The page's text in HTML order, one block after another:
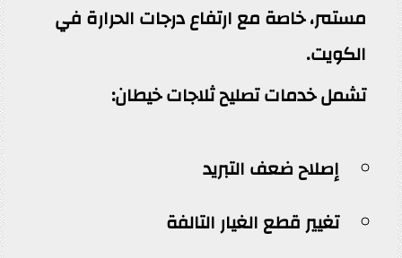
مستمر، خاصة مع ارتفاع درجات الحرارة في
الكويت.
تشمل خدمات تصليح ثلاجات خيطان:
إصلاح ضعف التبريد
تغيير قطع الغيار التالفة